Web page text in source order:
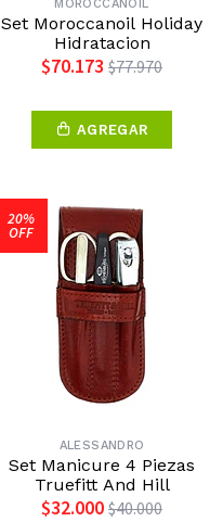
MOROCCANOIL
Set Moroccanoil Holiday
Hidratacion
$70.173 $77.970
AGREGAR
20%
OFF
ALESSANDRO
Set Manicure 4 Piezas
Truefitt And Hill
$32.000 $40.000